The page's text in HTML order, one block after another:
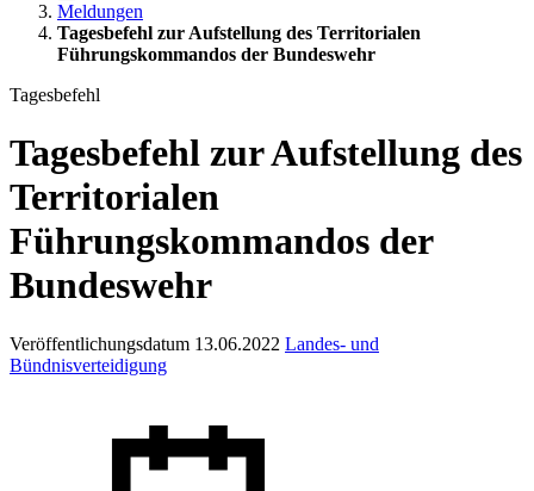
Meldungen
Tagesbefehl zur Aufstellung des Territorialen
Führungskommandos der Bundeswehr
Tagesbefehl
Tagesbefehl zur Aufstellung des
Territorialen
Führungskommandos der
Bundeswehr
Veröffentlichungsdatum 13.06.2022 Landes- und
Bündnisverteidigung